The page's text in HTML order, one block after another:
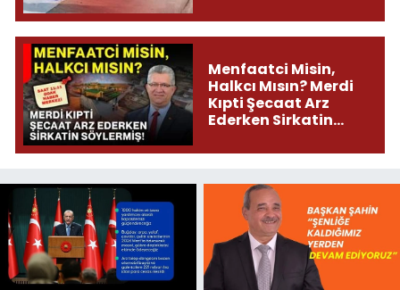
Menfaatci Misin,
Halkcı Mısın? Merdi
Kıpti Şecaat Arz
Ederken Sirkatin